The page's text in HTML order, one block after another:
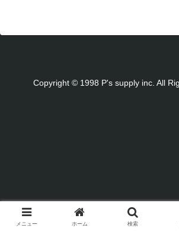
Copyright © 1998 P's supply inc. All
メニュー ホーム 検索